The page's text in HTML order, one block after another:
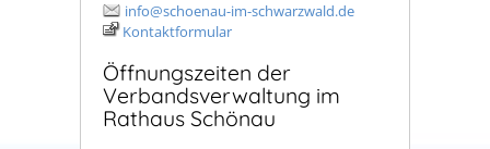
info@schoenau-im-schwarzwald.de
Kontaktformular
Öffnungszeiten der
Verbandsverwaltung im
Rathaus Schönau